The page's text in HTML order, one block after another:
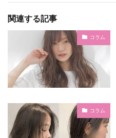
関連する記事
コラム
コラム